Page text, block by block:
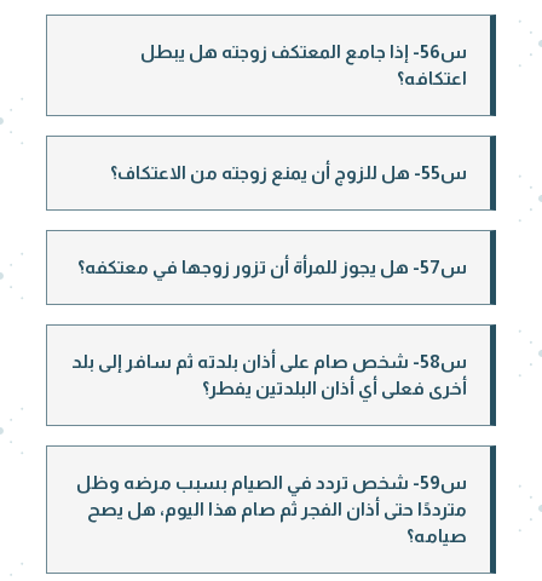
س56- إذا جامع المعتكف زوجته هل يبطل
اعتكافه؟
س55- هل للزوج أن يمنع زوجته من الاعتكاف؟
س57- هل يجوز للمرأة أن تزور زوجها في معتكفه؟
س58- شخص صام على أذان بلدته ثم سافر إلى بلد
أخرى فعلى أي أذان البلدتين يفطر؟
س59- شخص تردد في الصيام بسبب مرضه وظل
مترددًا حتى أذان الفجر ثم صام هذا اليوم، هل يصح
صيامه؟